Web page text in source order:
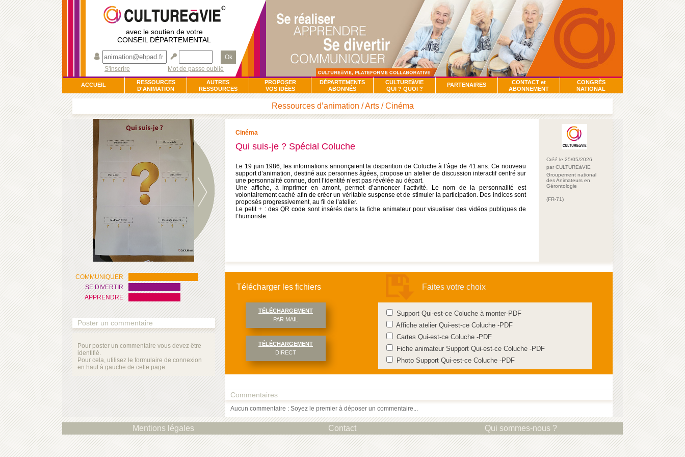
avec le soutien de votre
CONSEIL DÉPARTEMENTAL
Ok
S'inscrire
Mot de passe oublié
ACCUEIL
RESSOURCES
D'ANIMATION
AUTRES
RESSOURCES
PROPOSER
VOS IDÉES
DÉPARTEMENTS
ABONNÉS
CULTUREàVIE
QUI ? QUOI ?
PARTENAIRES
CONTACT et
ABONNEMENT
CONGRÈS
NATIONAL
Ressources d’animation / Arts / Cinéma
COMMUNIQUER
SE DIVERTIR
APPRENDRE
Poster un commentaire
Pour poster un commentaire vous devez être
identifié.
Pour cela, utilisez le formulaire de connexion
en haut à gauche de cette page.
Cinéma
Qui suis-je ? Spécial Coluche
Le 19 juin 1986, les informations annonçaient la disparition de Coluche à l’âge de 41 ans. Ce nouveau
support d’animation, destiné aux personnes âgées, propose un atelier de discussion interactif centré sur
une personnalité connue, dont l’identité n’est pas révélée au départ.
Une affiche, à imprimer en amont, permet d’annoncer l’activité. Le nom de la personnalité est
volontairement caché afin de créer un véritable suspense et de stimuler la participation. Des indices sont
proposés progressivement, au fil de l’atelier.
Le petit + : des QR code sont insérés dans la fiche animateur pour visualiser des vidéos publiques de
l’humoriste.
Créé le 25/05/2026
par CULTUREàVIE
Groupement national
des Animateurs en
Gérontologie
(FR-71)
Télécharger les fichiers Faites votre choix
TÉLÉCHARGEMENT
PAR MAIL
TÉLÉCHARGEMENT
DIRECT
Support Qui-est-ce Coluche à monter-PDF
Affiche atelier Qui-est-ce Coluche -PDF
Cartes Qui-est-ce Coluche -PDF
Fiche animateur Support Qui-est-ce Coluche -PDF
Photo Support Qui-est-ce Coluche -PDF
Commentaires
Aucun commentaire : Soyez le premier à déposer un commentaire...
Mentions légales Contact Qui sommes-nous ?